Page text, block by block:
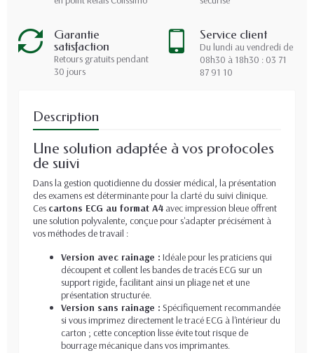
Garantie
satisfaction
Retours gratuits pendant
30 jours
Service client
Du lundi au vendredi de
08h30 à 18h30 : 03 71
87 91 10
Description
Une solution adaptée à vos protocoles
de suivi
Dans la gestion quotidienne du dossier médical, la présentation
des examens est déterminante pour la clarté du suivi clinique.
Ces cartons ECG au format A4 avec impression bleue offrent
une solution polyvalente, conçue pour s'adapter précisément à
vos méthodes de travail :
Version avec rainage : Idéale pour les praticiens qui
découpent et collent les bandes de tracés ECG sur un
support rigide, facilitant ainsi un pliage net et une
présentation structurée.
Version sans rainage : Spécifiquement recommandée
si vous imprimez directement le tracé ECG à l'intérieur du
carton ; cette conception lisse évite tout risque de
bourrage mécanique dans vos imprimantes.